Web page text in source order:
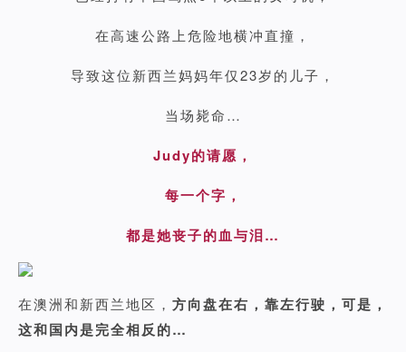
在高速公路上危险地横冲直撞，
导致这位新西兰妈妈年仅23岁的儿子，
当场毙命…
Judy的请愿，
每一个字，
都是她丧子的血与泪…
在澳洲和新西兰地区， 方向盘在右，靠左行驶，可是，
这和国内是完全相反的…